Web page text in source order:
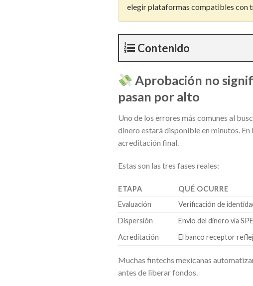
elegir plataformas compatibles con
Contenido
Aprobación no
pasan por alto
Uno de los errores más comunes al
dinero estará disponible en minutos.
acreditación final.
Estas son las tres fases reales:
ETAPA QUÉ OCURRE
Evaluación
Verificación de
Dispersión
Envío del dinero vía
Acreditación
El banco receptor
Muchas fintechs mexicanas
antes de liberar fondos.